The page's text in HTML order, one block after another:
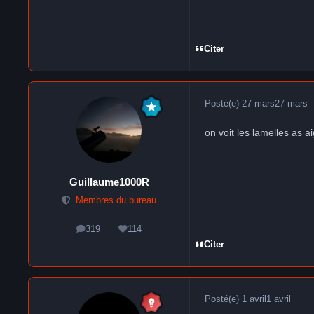
Citer
Guillaume1000R
Membres du bureau
319
messages114
Réputation
Posté(e) 27 mars27 mars
on voit les lamelles as
Citer
Posté(e) 1 avril 1 avril